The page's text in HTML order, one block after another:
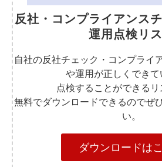
反社・コンプライアンス
運用点検リ
自社の反社チェック・コンプライ
や運用が正しくできて
点検することができるリ
無料でダウンロードできるのでぜ
い。
ダウンロードは